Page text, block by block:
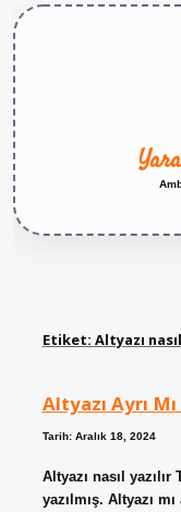
Etiket: Altyazı
Altyazı Ayrı
Tarih: Aralık 18, 2024
Altyazı nasıl
yazılmış. Altyazı